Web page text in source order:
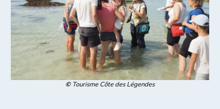
©Tourisme Côte des Légendes